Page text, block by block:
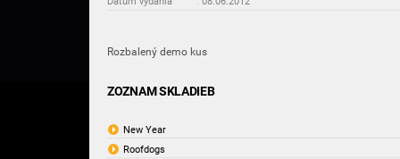
Rozbalený demo kus
ZOZNAM SKLADIEB
New Year
Roofdogs